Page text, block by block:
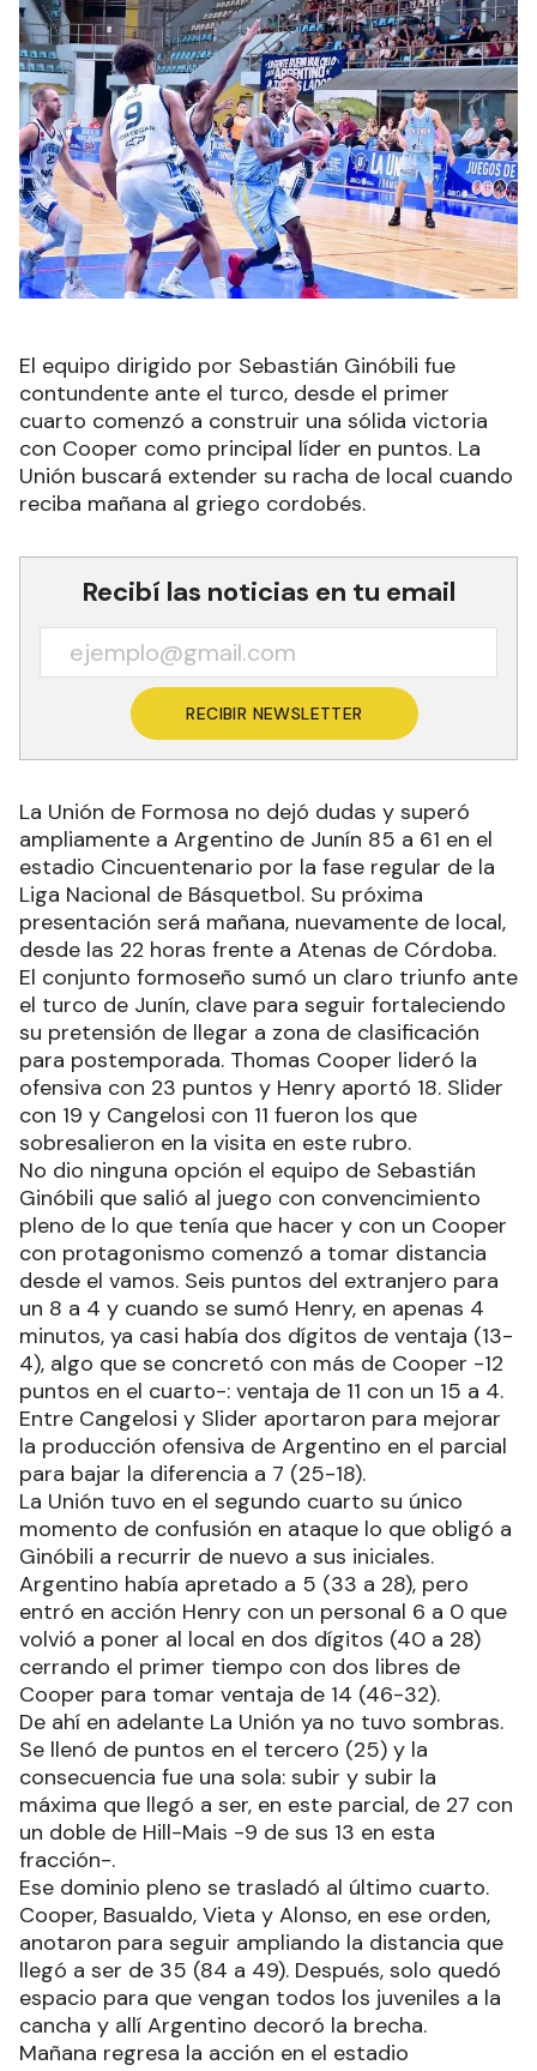
El equipo dirigido por Sebastián Ginóbili fue
contundente ante el turco, desde el primer
cuarto comenzó a construir una sólida victoria
con Cooper como principal líder en puntos. La
Unión buscará extender su racha de local cuando
reciba mañana al griego cordobés.
Recibí las noticias en tu email
RECIBIR NEWSLETTER
La Unión de Formosa no dejó dudas y superó
ampliamente a Argentino de Junín 85 a 61 en el
estadio Cincuentenario por la fase regular de la
Liga Nacional de Básquetbol. Su próxima
presentación será mañana, nuevamente de local,
desde las 22 horas frente a Atenas de Córdoba.
El conjunto formoseño sumó un claro triunfo ante
el turco de Junín, clave para seguir fortaleciendo
su pretensión de llegar a zona de clasificación
para postemporada. Thomas Cooper lideró la
ofensiva con 23 puntos y Henry aportó 18. Slider
con 19 y Cangelosi con 11 fueron los que
sobresalieron en la visita en este rubro.
No dio ninguna opción el equipo de Sebastián
Ginóbili que salió al juego con convencimiento
pleno de lo que tenía que hacer y con un Cooper
con protagonismo comenzó a tomar distancia
desde el vamos. Seis puntos del extranjero para
un 8 a 4 y cuando se sumó Henry, en apenas 4
minutos, ya casi había dos dígitos de ventaja (13-
4), algo que se concretó con más de Cooper -12
puntos en el cuarto-: ventaja de 11 con un 15 a 4.
Entre Cangelosi y Slider aportaron para mejorar
la producción ofensiva de Argentino en el parcial
para bajar la diferencia a 7 (25-18).
La Unión tuvo en el segundo cuarto su único
momento de confusión en ataque lo que obligó a
Ginóbili a recurrir de nuevo a sus iniciales.
Argentino había apretado a 5 (33 a 28), pero
entró en acción Henry con un personal 6 a 0 que
volvió a poner al local en dos dígitos (40 a 28)
cerrando el primer tiempo con dos libres de
Cooper para tomar ventaja de 14 (46-32).
De ahí en adelante La Unión ya no tuvo sombras.
Se llenó de puntos en el tercero (25) y la
consecuencia fue una sola: subir y subir la
máxima que llegó a ser, en este parcial, de 27 con
un doble de Hill-Mais -9 de sus 13 en esta
fracción-.
Ese dominio pleno se trasladó al último cuarto.
Cooper, Basualdo, Vieta y Alonso, en ese orden,
anotaron para seguir ampliando la distancia que
llegó a ser de 35 (84 a 49). Después, solo quedó
espacio para que vengan todos los juveniles a la
cancha y allí Argentino decoró la brecha.
Mañana regresa la acción en el estadio